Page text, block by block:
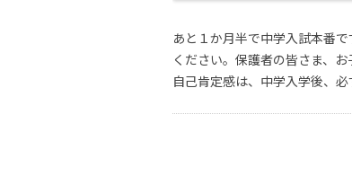
あと１か月半で中学入試本番
ください。保護者の皆さま、
自己肯定感は、中学入学後、